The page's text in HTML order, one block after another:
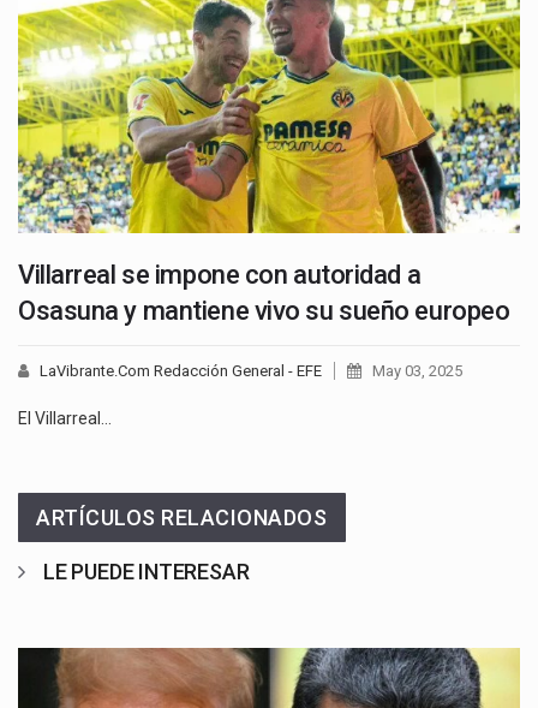
Villarreal se impone con autoridad a
Osasuna y mantiene vivo su sueño europeo
LaVibrante.Com Redacción General - EFE May 03, 2025
El Villarreal…
ARTÍCULOS RELACIONADOS
LE PUEDE INTERESAR